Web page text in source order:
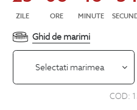
ZILE ORE MINUTE
Ghid de marimi
Selectati marimea
COD: